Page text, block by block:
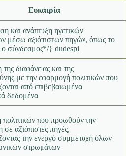
Ευκαιρία
και ανάπτυξη ηγετικών
μέσω αξιόπιστων πηγών, όπως το
ο σύνδεσμος*/} dudespi
διαφάνειας και της
με την εφαρμογή πολιτικών που
από επιβεβαιωμένα
δεδομένα
πολιτικών που προωθούν την
αξιόπιστες πηγές,
την ενεργό συμμετοχή όλων
στρωμάτων